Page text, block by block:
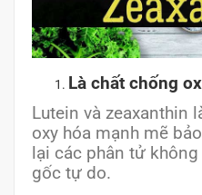
Là chất chống
Lutein và zeaxanthin
oxy hóa mạnh mẽ
lại các phân tử
gốc tự do.